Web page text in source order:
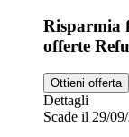
Risparmia
offerte
Ottieni offerta
Dettagli
Scade il 29/